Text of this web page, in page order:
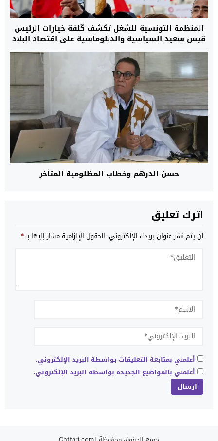
المنظمة التونسية للشغل تكشف كُلفة خيارات الرئيس
قيس سعيد السياسية والدبلوماسية على اقتصاد البلاد
المتدهور
حسن الدرهم وخطاب المظلومية المتأخر
اترك تعليق
لن يتم نشر عنوان بريدك الإلكتروني. الحقول الإلزامية مشار إليها بـ*
أعلمني بمتابعة التعليقات بواسطة البريد الإلكتروني.
أعلمني بالمواضيع الجديدة بواسطة البريد الإلكتروني.